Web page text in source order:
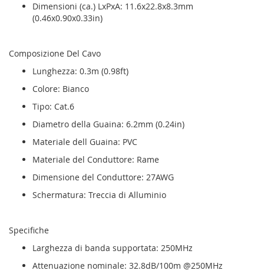
Dimensioni (ca.) LxPxA: 11.6x22.8x8.3mm
(0.46x0.90x0.33in)
Composizione Del Cavo
Lunghezza: 0.3m (0.98ft)
Colore: Bianco
Tipo: Cat.6
Diametro della Guaina: 6.2mm (0.24in)
Materiale dell Guaina: PVC
Materiale del Conduttore: Rame
Dimensione del Conduttore: 27AWG
Schermatura: Treccia di Alluminio
Specifiche
Larghezza di banda supportata: 250MHz
Attenuazione nominale: 32.8dB/100m @250MHz